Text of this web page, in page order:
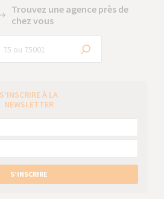
Trouvez une agence près de
chez vous
S’INSCRIRE À LA
NEWSLETTER
S’INSCRIRE